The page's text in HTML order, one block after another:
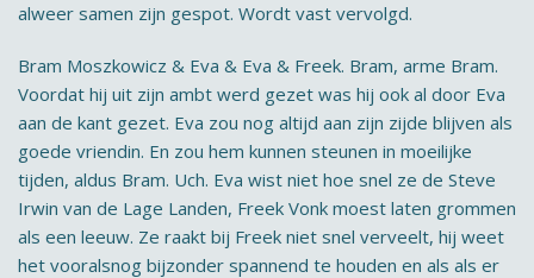
alweer samen zijn gespot. Wordt vast vervolgd.
Bram Moszkowicz & Eva & Eva & Freek. Bram, arme Bram.
Voordat hij uit zijn ambt werd gezet was hij ook al door Eva
aan de kant gezet. Eva zou nog altijd aan zijn zijde blijven als
goede vriendin. En zou hem kunnen steunen in moeilijke
tijden, aldus Bram. Uch. Eva wist niet hoe snel ze de Steve
Irwin van de Lage Landen, Freek Vonk moest laten grommen
als een leeuw. Ze raakt bij Freek niet snel verveelt, hij weet
het vooralsnog bijzonder spannend te houden en als als er